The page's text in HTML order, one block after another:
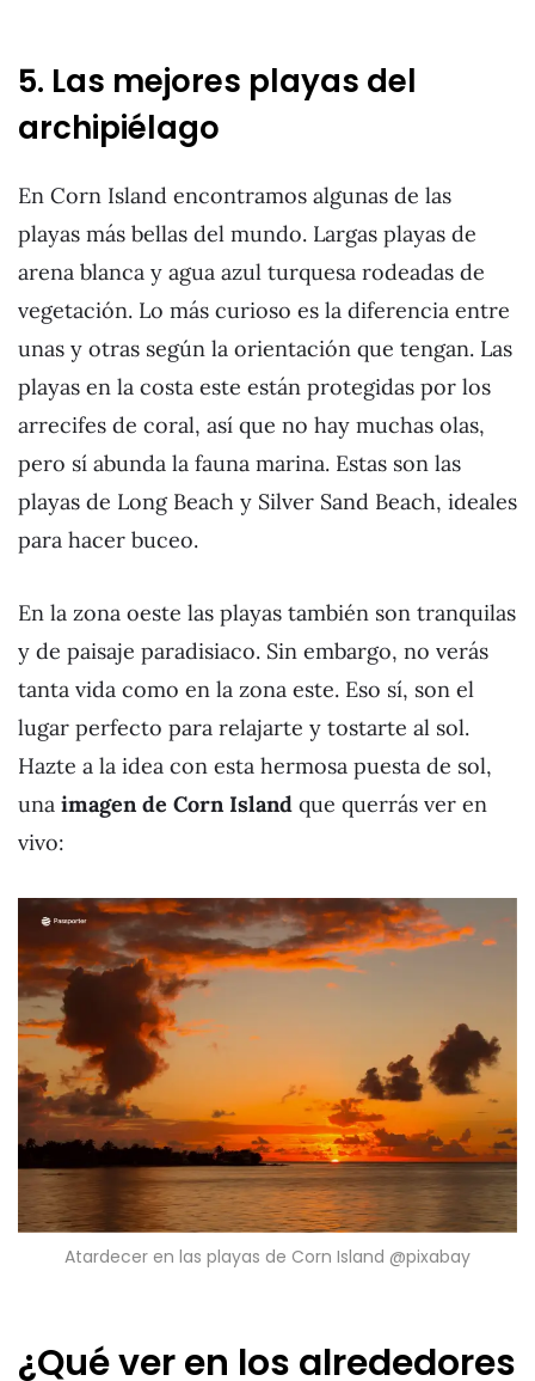
5. Las mejores playas del
archipiélago
En Corn Island encontramos algunas de las
playas más bellas del mundo. Largas playas de
arena blanca y agua azul turquesa rodeadas de
vegetación. Lo más curioso es la diferencia entre
unas y otras según la orientación que tengan. Las
playas en la costa este están protegidas por los
arrecifes de coral, así que no hay muchas olas,
pero sí abunda la fauna marina. Estas son las
playas de Long Beach y Silver Sand Beach, ideales
para hacer buceo.
En la zona oeste las playas también son tranquilas
y de paisaje paradisiaco. Sin embargo, no verás
tanta vida como en la zona este. Eso sí, son el
lugar perfecto para relajarte y tostarte al sol.
Hazte a la idea con esta hermosa puesta de sol,
una imagen de Corn Island que querrás ver en
vivo:
Atardecer en las playas de Corn Island @pixabay
¿Qué ver en los alrededores